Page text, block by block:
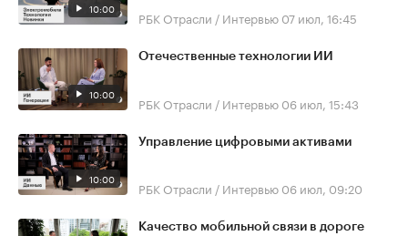
10:00 РБК Отрасли / Интервью 07 июл, 16:45
10:00
Отечественные технологии ИИ
РБК Отрасли / Интервью 06 июл, 15:43
10:00
Управление цифровыми активами
РБК Отрасли / Интервью 06 июл, 09:20
Качество мобильной связи в дороге